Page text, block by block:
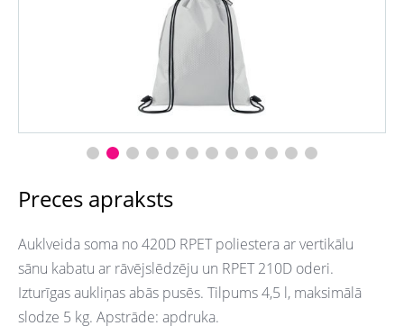
Preces apraksts
Auklveida soma no 420D RPET poliestera ar vertikālu
sānu kabatu ar rāvējslēdzēju un RPET 210D oderi.
Izturīgas aukliņas abās pusēs. Tilpums 4,5 l, maksimālā
slodze 5 kg. Apstrāde: apdruka.